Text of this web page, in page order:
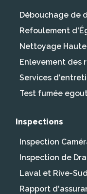
Débouchage de
Refoulement
Nettoyage Haute
Enlevement des
Services
Test fumée
Inspections
Inspection
Inspection de
Laval et Rive-Sud
Rapport